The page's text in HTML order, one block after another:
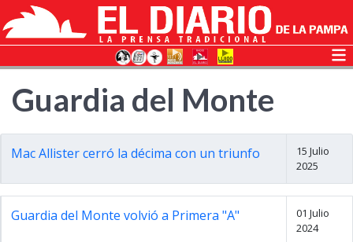
Guardia del Monte
Mac Allister cerró la décima con un triunfo
15 Julio
2025
Guardia del Monte volvió a Primera "A"
01 Julio
2024